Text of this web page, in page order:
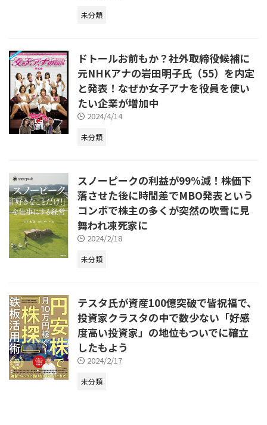
未分類
ドトールお前もか？社外取締役候補に
元NHKアナの岩田明子氏（55）を内定
と発表！なぜか女子アナを役員を使い
たい企業が増加中
2024/4/14
未分類
スノーピークの利益が99%減！株価下
落させた後に時間差でMBO発表という
コンボで株主の多くが突然の吹雪に見
舞われ凍死家に
2024/2/18
未分類
テスタ氏が資産100億突破で皆祝福で、
投資家クラスタの中で数少ない「好感
度高い投資家」の地位もついでに確立
したもよう
2024/2/17
未分類